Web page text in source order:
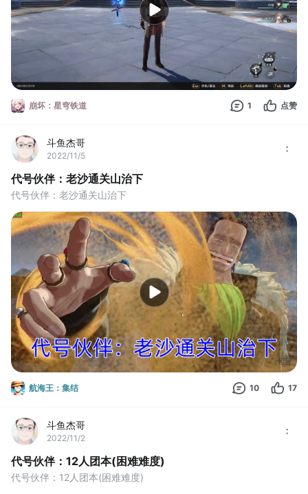
崩坏：星穹铁道 1 点赞
斗鱼杰哥
2022/11/5
代号伙伴：老沙通关山治下
代号伙伴：老沙通关山治下
航海王：集结 10 17
斗鱼杰哥
2022/11/2
代号伙伴：12人团本(困难难度)
代号伙伴：12人团本(困难难度)